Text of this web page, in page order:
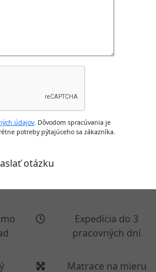
údajov. Dôvodom spracúvania je
potreby pýtajúceho sa zákazníka.
Expedícia do 3
pracovných dní
Matrace na mieru